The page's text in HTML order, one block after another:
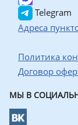
Telegram
Адреса
Политика
Договор
МЫ В